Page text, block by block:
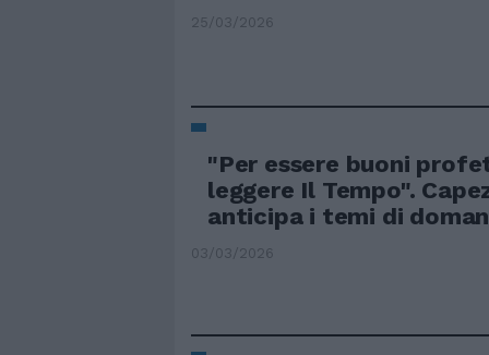
25/03/2026
"Per essere buoni
leggere Il Tempo".
anticipa i temi di
03/03/2026